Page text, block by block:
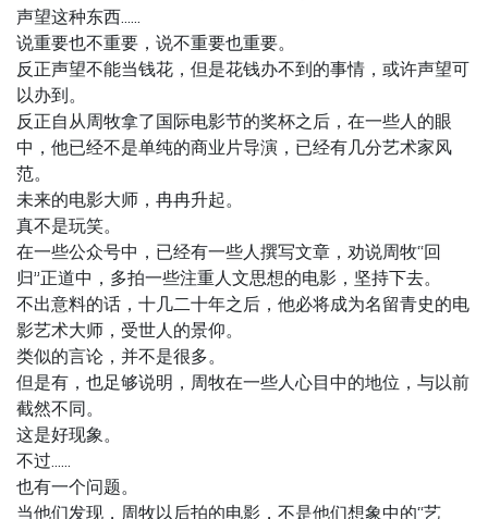
声望这种东西……
说重要也不重要，说不重要也重要。
反正声望不能当钱花，但是花钱办不到的事情，或许声望可
以办到。
反正自从周牧拿了国际电影节的奖杯之后，在一些人的眼
中，他已经不是单纯的商业片导演，已经有几分艺术家风
范。
未来的电影大师，冉冉升起。
真不是玩笑。
在一些公众号中，已经有一些人撰写文章，劝说周牧“回
归”正道中，多拍一些注重人文思想的电影，坚持下去。
不出意料的话，十几二十年之后，他必将成为名留青史的电
影艺术大师，受世人的景仰。
类似的言论，并不是很多。
但是有，也足够说明，周牧在一些人心目中的地位，与以前
截然不同。
这是好现象。
不过……
也有一个问题。
当他们发现，周牧以后拍的电影，不是他们想象中的“艺